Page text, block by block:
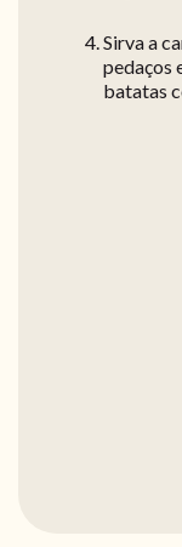
Sirva a
pedaços
batatas